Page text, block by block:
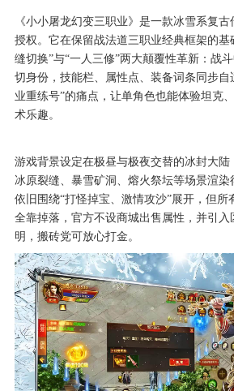
《小小屠龙幻变三职业》是一款冰雪系复
授权。它在保留战法道三职业经典框架的基
缝切换”与“一人三修”两大颠覆性革新：战
切身份，技能栏、属性点、装备词条同步自
业重练号”的痛点，让单角色也能体验坦克
术乐趣。
游戏背景设定在极昼与极夜交替的冰封大
冰原裂缝、暴雪矿洞、熔火祭坛等场景渲
依旧围绕“打怪掉宝、激情攻沙”展开，但所
全靠掉落，官方不设商城出售属性，并引入
明，搬砖党可放心打金。